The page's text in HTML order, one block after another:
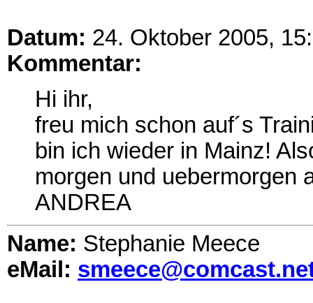
Datum: 24. Oktober 2005,
Kommentar:
Hi ihr,
freu mich schon auf´s
bin ich wieder in Mainz!
morgen und uebermorgen
ANDREA
Name: Stephanie Meece
eMail: